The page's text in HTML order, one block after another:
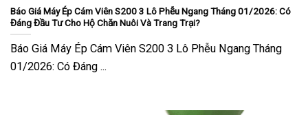
Báo Giá Máy Ép Cám Viên S200 3 Lô Phễu Ngang Tháng 01/2026: Có
Đáng Đầu Tư Cho Hộ Chăn Nuôi Và Trang Trại?
Báo Giá Máy Ép Cám Viên S200 3 Lô Phễu Ngang Tháng
01/2026: Có Đáng ...